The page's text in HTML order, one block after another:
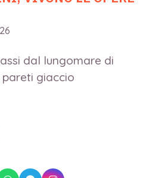
dal lungomare di
giaccio